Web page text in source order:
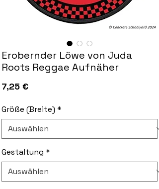
Erobernder Löwe von Juda
Roots Reggae Aufnäher
7,25 €Preis
Größe (Breite) *
Gestaltung *